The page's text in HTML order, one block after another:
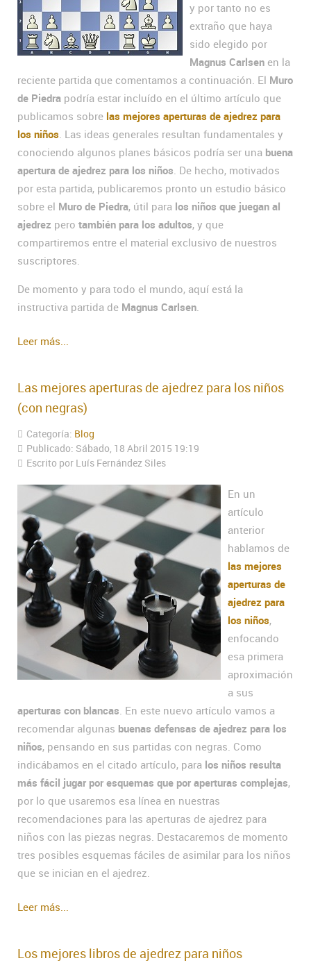
y por tanto no es
extraño que haya
sido elegido por
Magnus Carlsen en la
reciente partida que comentamos a continuación. El Muro
de Piedra podría estar incluído en el último artículo que
publicamos sobre las mejores aperturas de ajedrez para
los niños. Las ideas generales resultan fundamentales y
conociendo algunos planes básicos podría ser una buena
apertura de ajedrez para los niños. De hecho, motivados
por esta partida, publicaremos pronto un estudio básico
sobre el Muro de Piedra, útil para los niños que juegan al
ajedrez pero también para los adultos, y que
compartiremos entre el material exclusivo de nuestros
suscriptores.
De momento y para todo el mundo, aquí está la
instructiva partida de Magnus Carlsen.
Leer más...
Las mejores aperturas de ajedrez para los niños
(con negras)
Categoría: Blog
Publicado: Sábado, 18 Abril 2015 19:19
Escrito por Luís Fernández Siles
En un
artículo
anterior
hablamos de
las mejores
aperturas de
ajedrez para
los niños,
enfocando
esa primera
aproximación
a sus
aperturas con blancas. En este nuevo artículo vamos a
recomendar algunas buenas defensas de ajedrez para los
niños, pensando en sus partidas con negras. Como
indicábamos en el citado artículo, para los niños resulta
más fácil jugar por esquemas que por aperturas complejas,
por lo que usaremos esa línea en nuestras
recomendaciones para las aperturas de ajedrez para
niños con las piezas negras. Destacaremos de momento
tres posibles esquemas fáciles de asimilar para los niños
que se inician en el ajedrez.
Leer más...
Los mejores libros de ajedrez para niños